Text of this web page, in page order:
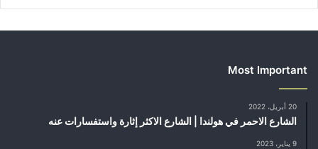
Most Important
20 أبريل، 2022
الشارع الاحمر في هولندا | الشارع الاكثر إثارة واستفسارات عنه
9 يناير، 2023